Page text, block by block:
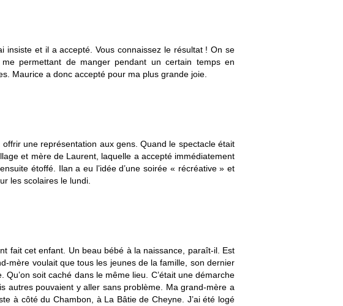
insiste et il a accepté. Vous connaissez le résultat ! On se
permettant de manger pendant un certain temps en
Maurice a donc accepté pour ma plus grande joie.
offrir une représentation aux gens. Quand le spectacle était
et mère de Laurent, laquelle a accepté immédiatement
étoffé. Ilan a eu l’idée d’une soirée « récréative » et
les scolaires le lundi.
fait cet enfant. Un beau bébé à la naissance, paraît-il. Est
mère voulait que tous les jeunes de la famille, son dernier
soit caché dans le même lieu. C’était une démarche
autres pouvaient y aller sans problème. Ma grand-mère a
à côté du Chambon, à La Bâtie de Cheyne. J’ai été logé